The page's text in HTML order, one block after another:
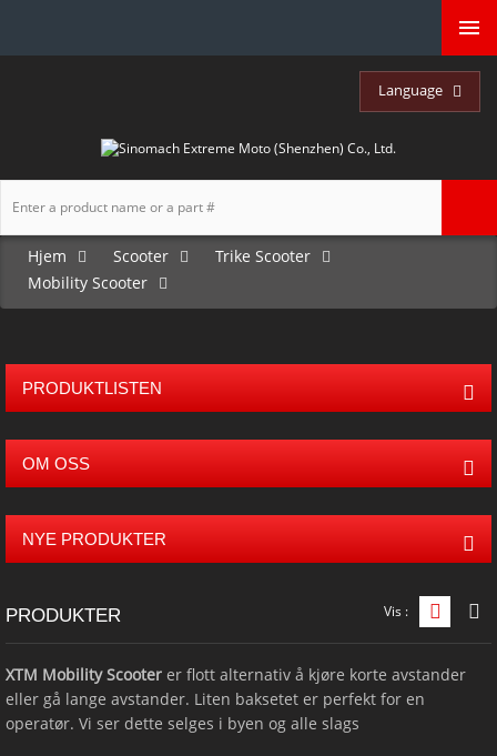
Language
Hjem Scooter
Trike Scooter
Mobility Scooter
PRODUKTLISTEN
OM OSS
NYE PRODUKTER
PRODUKTER Vis :
XTM Mobility Scooter er flott alternativ å kjøre korte avstander
eller gå lange avstander. Liten baksetet er perfekt for en
operatør. Vi ser dette selges i byen og alle slags